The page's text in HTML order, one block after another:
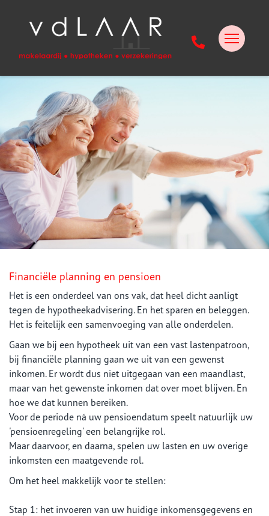
Financiële planning en pensioen
Het is een onderdeel van ons vak, dat heel dicht aanligt
tegen de hypotheekadvisering. En het sparen en beleggen.
Het is feitelijk een samenvoeging van alle onderdelen.
Gaan we bij een hypotheek uit van een vast lastenpatroon,
bij financiële planning gaan we uit van een gewenst
inkomen. Er wordt dus niet uitgegaan van een maandlast,
maar van het gewenste inkomen dat over moet blijven. En
hoe we dat kunnen bereiken.
Voor de periode ná uw pensioendatum speelt natuurlijk uw
'pensioenregeling' een belangrijke rol.
Maar daarvoor, en daarna, spelen uw lasten en uw overige
inkomsten een maatgevende rol.
Om het heel makkelijk voor te stellen:
Stap 1: het invoeren van uw huidige inkomensgegevens en